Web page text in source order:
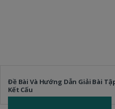
Đề Bài Và Hướng Dẫn Giải Bài
Kết Cấu